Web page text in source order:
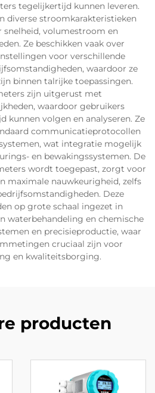
tegelijkertijd kunnen leveren.
diverse stroomkarakteristieken
snelheid, volumestroom en
Ze beschikken vaak over
voor verschillende
waardoor ze
binnen talrijke toepassingen.
zijn uitgerust met
waardoor gebruikers
kunnen volgen en analyseren. Ze
communicatieprotocollen
wat integratie mogelijk
en bewakingssystemen. De
wordt toegepast, zorgt voor
maximale nauwkeurigheid, zelfs
Deze
op grote schaal ingezet in
waterbehandeling en chemische
en precisieproductie, waar
cruciaal zijn voor
en kwaliteitsborging.
producten